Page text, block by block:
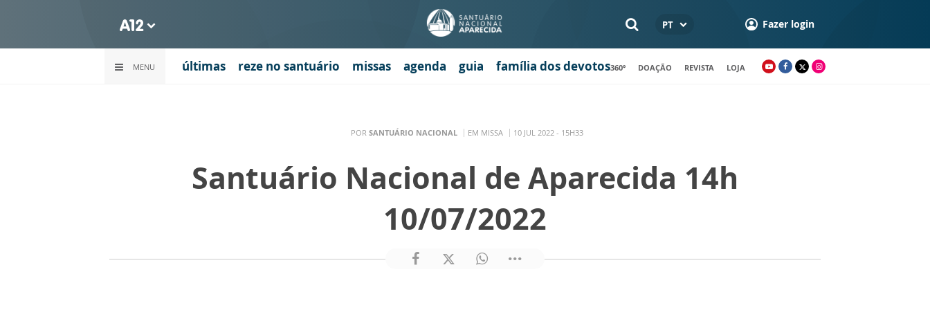
PT Fazer login
MENU últimas reze no santuário missas agenda guia família dos devotos360º DOAÇÃO REVISTA LOJA
POR SANTUÁRIO NACIONAL EM MISSA 10 JUL 2022 - 15H33
Santuário Nacional de Aparecida 14h
10/07/2022